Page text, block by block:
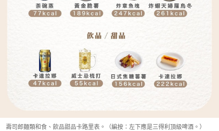
壽司郎麵類和食、飲品甜品卡路里表。（編按：左下應是三得利頂級啤酒。）